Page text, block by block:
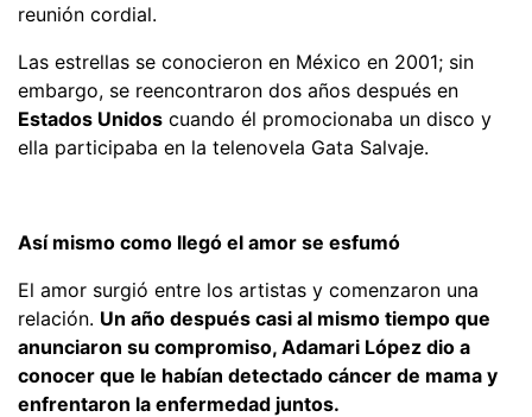
reunión cordial.
Las estrellas se conocieron en México en 2001; sin
embargo, se reencontraron dos años después en
Estados Unidos cuando él promocionaba un disco y
ella participaba en la telenovela Gata Salvaje.
Así mismo como llegó el amor se esfumó
El amor surgió entre los artistas y comenzaron una
relación. Un año después casi al mismo tiempo que
anunciaron su compromiso, Adamari López dio a
conocer que le habían detectado cáncer de mama y
enfrentaron la enfermedad juntos.